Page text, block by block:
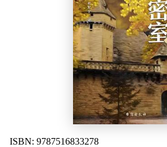
ISBN: 9787516833278